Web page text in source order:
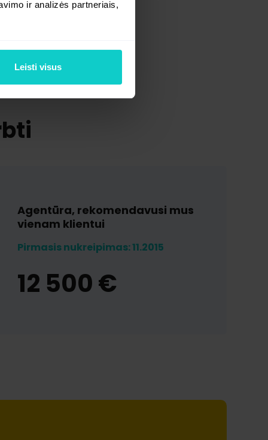
ir analizės partneriais,
Leisti visus
Agentūra, rekomendavusi mus
vienam klientui
Pirmasis nukreipimas: 11.2015
12 500 €